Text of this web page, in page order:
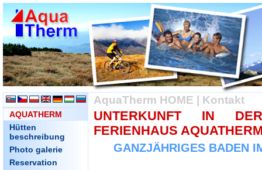
AQUATHERM
Hütten
beschreibung
Photo galerie
Reservation
AquaTherm HOME Kontakt
UNTERKUNFT IN
FERIENHAUS
GANZJÄHRIGES BADEN